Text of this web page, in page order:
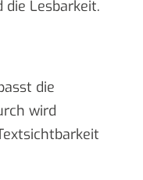
Lesbarkeit.
die
wird